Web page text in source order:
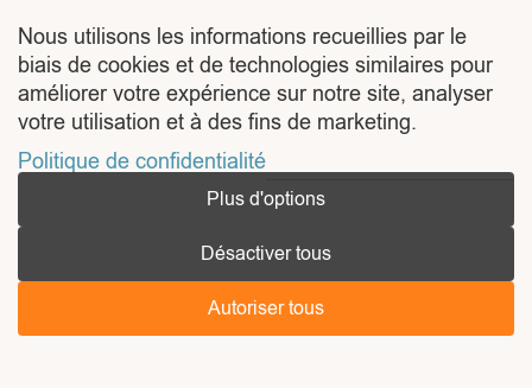
redimensionnement côté serveur, compression
intelligente,WebP/AVIF, lazy-load etsrcset .
Correctifs
Produire des formats
avec fallback JPEG.
Respecter les tailles WooCommerce
(miniature, catalogue, pleine taille) et le
srcset.
Lazy-load sous la ligne de flottaison,
Nous utilisons les informations recueillies par le
biais de cookies et de technologies similaires pour
améliorer votre expérience sur notre site, analyser
votre utilisation et à des fins de marketing.
Politique de confidentialité
Plus d'options
Désactiver tous
Autoriser tous